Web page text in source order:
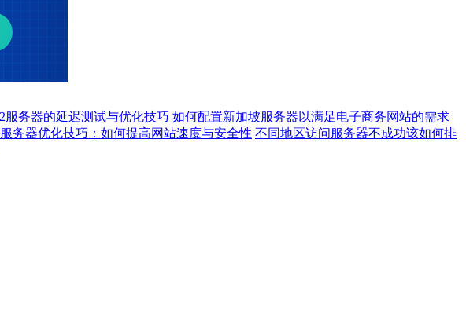
服务器的延迟测试与优化技巧 如何配置新加坡服务器以满足电子商务网站的需求
务器优化技巧：如何提高网站速度与安全性 不同地区访问服务器不成功该如何排